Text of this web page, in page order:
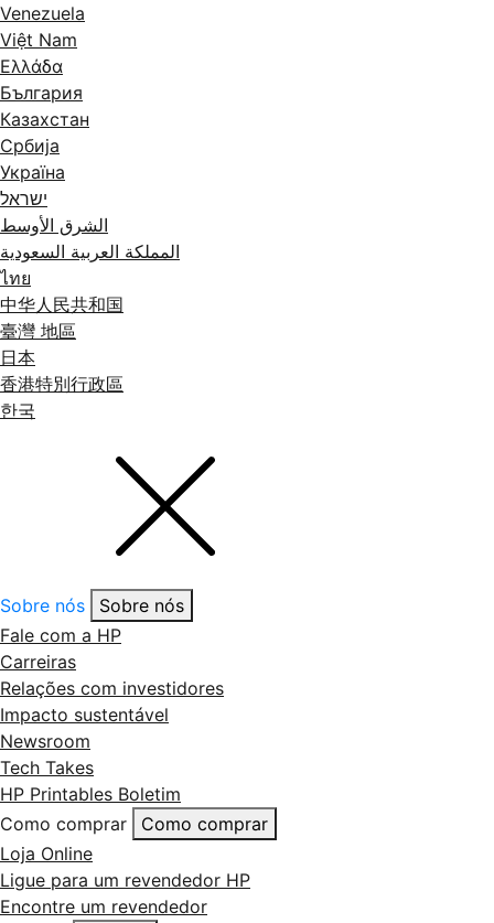
Venezuela
Việt Nam
Ελλάδα
България
Казахстан
Србија
Україна
ישראל
الشرق الأوسط
المملكة العربية السعودية
ไทย
中华人民共和国
臺灣 地區
日本
香港特別行政區
한국
Sobre nós
Sobre nós
Fale com a HP
Carreiras
Relações com investidores
Impacto sustentável
Newsroom
Tech Takes
HP Printables Boletim
Como comprar
Como comprar
Loja Online
Ligue para um revendedor HP
Encontre um revendedor